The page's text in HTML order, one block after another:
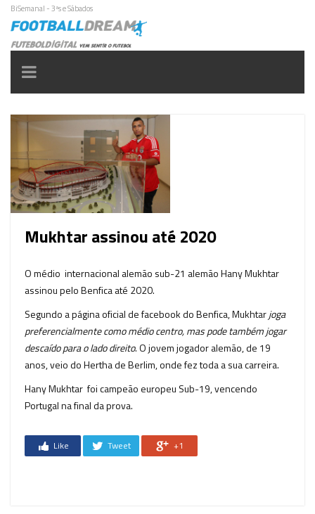
BiSemanal - 3ªs e Sábados
Toggle
navigation
Mukhtar assinou até 2020
O médio internacional alemão sub-21 alemão Hany Mukhtar
assinou pelo Benfica até 2020.
Segundo a página oficial de facebook do Benfica, Mukhtarjoga
preferencialmente como médio centro, mas pode também jogar
descaído para o lado direito. O jovem jogador alemão, de 19
anos, veio do Hertha de Berlim, onde fez toda a sua carreira.
Hany Mukhtar foi campeão europeu Sub-19, vencendo
Portugal na final da prova.
Like Tweet +1